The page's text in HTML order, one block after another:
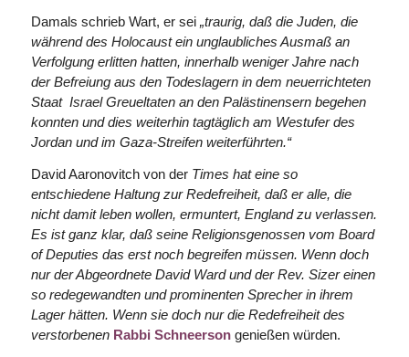
Damals schrieb Wart, er sei „traurig, daß die Juden, die
während des Holocaust ein unglaubliches Ausmaß an
Verfolgung erlitten hatten, innerhalb weniger Jahre nach
der Befreiung aus den Todeslagern in dem neuerrichteten
Staat Israel Greueltaten an den Palästinensern begehen
konnten und dies weiterhin tagtäglich am Westufer des
Jordan und im Gaza-Streifen weiterführten.“
David Aaronovitch von der Times hat eine so
entschiedene Haltung zur Redefreiheit, daß er alle, die
nicht damit leben wollen, ermuntert, England zu verlassen.
Es ist ganz klar, daß seine Religions­genossen vom Board
of Deputies das erst noch begreifen müssen. Wenn doch
nur der Abgeordnete David Ward und der Rev. Sizer einen
so redegewandten und prominenten Sprecher in ihrem
Lager hätten. Wenn sie doch nur die Redefreiheit des
verstorbenen Rabbi Schneersongenießen würden.